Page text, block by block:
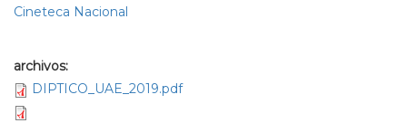
Cineteca Nacional
archivos:
DIPTICO_UAE_2019.pdf